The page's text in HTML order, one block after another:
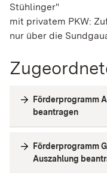
Stühlinger"
mit privatem PKW:
nur über die
Förderprogramm
beantragen
Förderprogramm
Auszahlung